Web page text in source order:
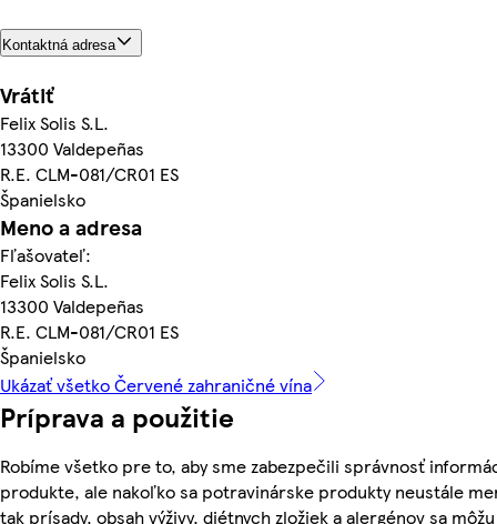
Kontaktná adresa
Vrátiť
Felix Solis S.L.
13300 Valdepeñas
R.E. CLM-081/CR01 ES
Španielsko
Meno a adresa
Fľašovateľ:
Felix Solis S.L.
13300 Valdepeñas
R.E. CLM-081/CR01 ES
Španielsko
Ukázať všetko Červené zahraničné vína
Príprava a použitie
Robíme všetko pre to, aby sme zabezpečili správnosť
produkte, ale nakoľko sa potravinárske produkty neustále
tak prísady, obsah výživy, diétnych zložiek a alergénov sa môžu